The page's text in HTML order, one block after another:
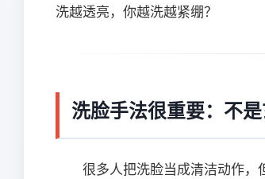
洗越透亮，你越洗越紧绷？
洗脸手法很重要：不
很多人把洗脸当成清洁动作，